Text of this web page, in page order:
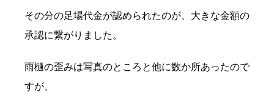
その分の足場代金が認められたのが、大きな金額の
承認に繋がりました。
雨樋の歪みは写真のところと他に数か所あったので
すが、